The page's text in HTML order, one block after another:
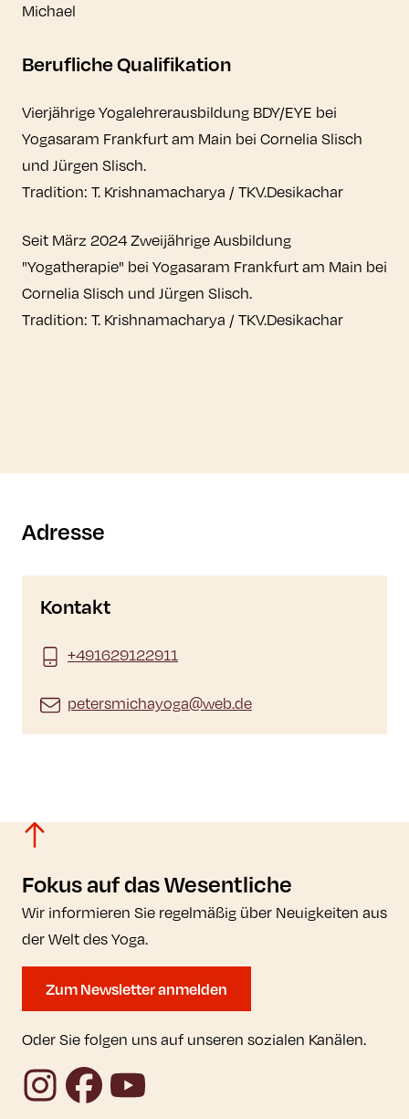
Michael
Berufliche Qualifikation
Vierjährige Yogalehrerausbildung BDY/EYE bei
Yogasaram Frankfurt am Main bei Cornelia Slisch
und Jürgen Slisch.
Tradition: T. Krishnamacharya / TKV.Desikachar
Seit März 2024 Zweijährige Ausbildung
"Yogatherapie" bei Yogasaram Frankfurt am Main bei
Cornelia Slisch und Jürgen Slisch.
Tradition: T. Krishnamacharya / TKV.Desikachar
Adresse
Kontakt
+491629122911
petersmichayoga@web.de
Fokus auf das Wesentliche
Wir informieren Sie regelmäßig über Neuigkeiten aus
der Welt des Yoga.
Zum Newsletter anmelden
Oder Sie folgen uns auf unseren sozialen Kanälen.
InstagramFacebookYouTube